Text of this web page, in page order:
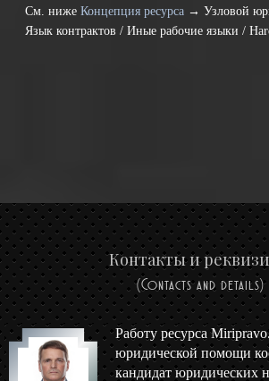
См. нижеКонцепция ресурса → Узловой
Язык контрактов / Иные рабочие языки /
Контакты и
(Contacts and details)
Работу ресурса
юридической помощи
кандидат юридических